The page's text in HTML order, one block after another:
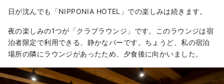
日が沈んでも「NIPPONIA HOTEL」での楽しみは続きます。
夜の楽しみの1つが「クラブラウンジ」です。このラウンジは宿
泊者限定で利用できる、静かなバーです。ちょうど、私の宿泊
場所の隣にラウンジがあったため、夕食後に向かいました。